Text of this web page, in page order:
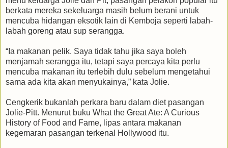
berkata mereka sekeluarga masih belum berani untuk
mencuba hidangan eksotik lain di Kemboja seperti labah-
labah goreng atau sup serangga.
“Ia makanan pelik. Saya tidak tahu jika saya boleh
menjamah serangga itu, tetapi saya percaya kita perlu
mencuba makanan itu terlebih dulu sebelum mengetahui
sama ada kita akan menyukainya,” kata Jolie.
Cengkerik bukanlah perkara baru dalam diet pasangan
Jolie-Pitt. Menurut buku What the Great Ate: A Curious
History of Food and Fame, lipas antara makanan
kegemaran pasangan terkenal Hollywood itu.